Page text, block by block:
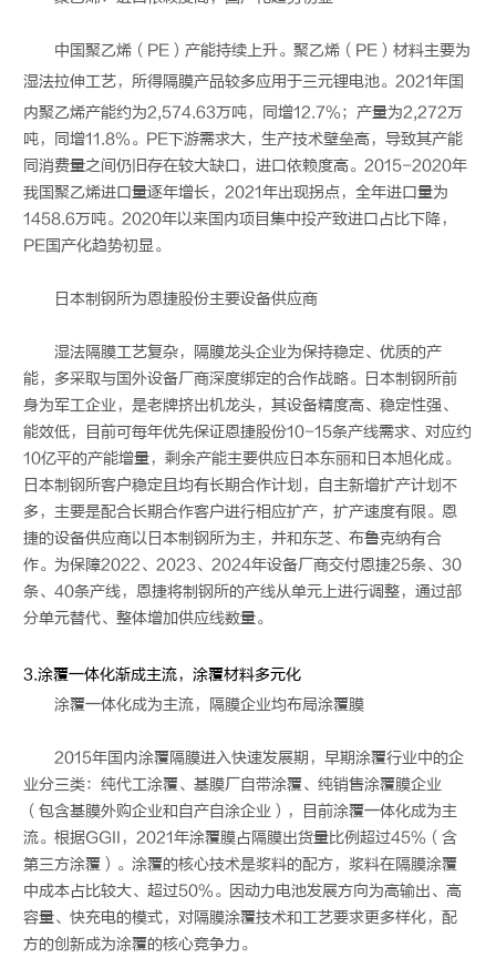
中国聚乙烯（PE）产能持续上升。聚乙烯（PE）材料主要为
湿法拉伸工艺，所得隔膜产品较多应用于三元锂电池。2021年国
内聚乙烯产能约为2,574.63万吨，同增12.7%；产量为2,272万
吨，同增11.8%。PE下游需求大，生产技术壁垒高，导致其产能
同消费量之间仍旧存在较大缺口，进口依赖度高。2015-2020年
我国聚乙烯进口量逐年增长，2021年出现拐点，全年进口量为
1458.6万吨。2020年以来国内项目集中投产致进口占比下降，
PE国产化趋势初显。
日本制钢所为恩捷股份主要设备供应商
湿法隔膜工艺复杂，隔膜龙头企业为保持稳定、优质的产
能，多采取与国外设备厂商深度绑定的合作战略。日本制钢所前
身为军工企业，是老牌挤出机龙头，其设备精度高、稳定性强、
能效低，目前可每年优先保证恩捷股份10-15条产线需求、对应约
10亿平的产能增量，剩余产能主要供应日本东丽和日本旭化成。
日本制钢所客户稳定且均有长期合作计划，自主新增扩产计划不
多，主要是配合长期合作客户进行相应扩产，扩产速度有限。恩
捷的设备供应商以日本制钢所为主，并和东芝、布鲁克纳有合
作。为保障2022、2023、2024年设备厂商交付恩捷25条、30
条、40条产线，恩捷将制钢所的产线从单元上进行调整，通过部
分单元替代、整体增加供应线数量。
3.涂覆一体化渐成主流，涂覆材料多元化
涂覆一体化成为主流，隔膜企业均布局涂覆膜
2015年国内涂覆隔膜进入快速发展期，早期涂覆行业中的企
业分三类：纯代工涂覆、基膜厂自带涂覆、纯销售涂覆膜企业
（包含基膜外购企业和自产自涂企业），目前涂覆一体化成为主
流。根据GGII，2021年涂覆膜占隔膜出货量比例超过45%（含
第三方涂覆）。涂覆的核心技术是浆料的配方，浆料在隔膜涂覆
中成本占比较大、超过50%。因动力电池发展方向为高输出、高
容量、快充电的模式，对隔膜涂覆技术和工艺要求更多样化，配
方的创新成为涂覆的核心竞争力。